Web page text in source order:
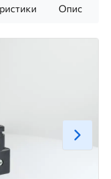
Опис